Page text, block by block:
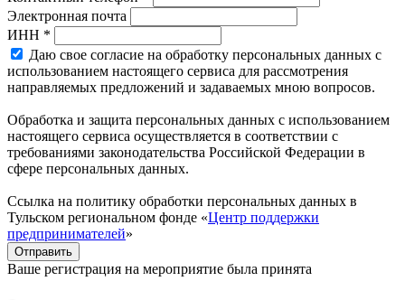
Электронная почта
ИНН *
Даю свое согласие на обработку персональных данных с
использованием настоящего сервиса для рассмотрения
направляемых предложений и задаваемых мною вопросов.
Обработка и защита персональных данных с использованием
настоящего сервиса осуществляется в соответствии с
требованиями законодательства Российской Федерации в
сфере персональных данных.
Ссылка на политику обработки персональных данных в
Тульском региональном фонде «Центр поддержки
предпринимателей»
Отправить
Ваше регистрация на мероприятие была принята